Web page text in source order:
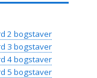
2 bogstaver
3 bogstaver
4 bogstaver
5 bogstaver